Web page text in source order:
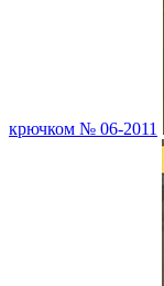
крючком № 06-2011